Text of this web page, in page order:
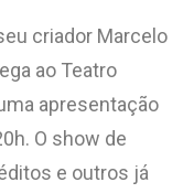
criador Marcelo
ao Teatro
apresentação
O show de
e outros já